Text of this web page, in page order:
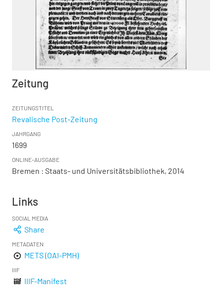
Zeitung
ZEITUNGSTITEL
Revalische Post-Zeitung
JAHRGANG
1699
ONLINE-AUSGABE
Bremen : Staats- und Universitätsbibliothek, 2014
Links
SOCIAL MEDIA
Share
METADATEN
METS (OAI-PMH)
IIIF
IIIF-Manifest